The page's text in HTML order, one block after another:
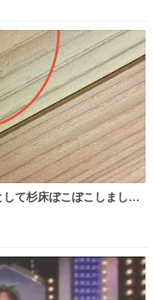
回観て、原作も追ってい
て杉床ぼこぼこしまし
ぼこぼこ自分じゃなく
す！！！✌️いやーほっと
らいやわやわです。